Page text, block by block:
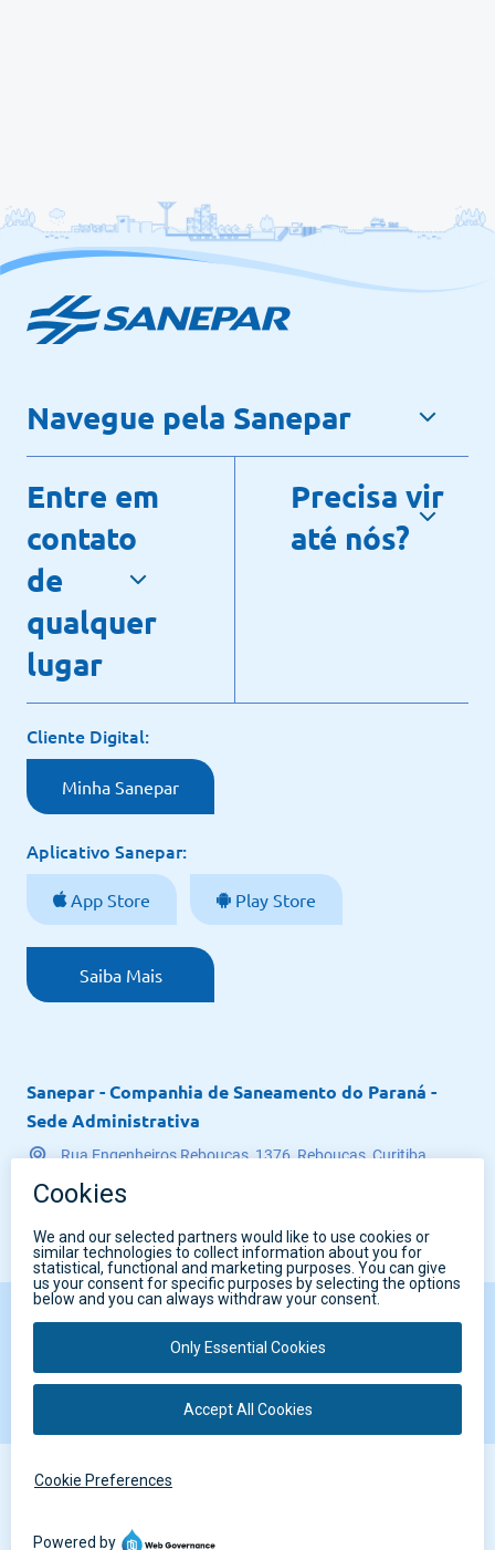
Navegue pela Sanepar
Entre em
contato
de
qualquer
lugar
Precisa vir
até nós?
Cliente Digital:
Minha Sanepar
Aplicativo Sanepar:
App Store Play Store
Saiba Mais
Sanepar - Companhia de Saneamento do Paraná -
Sede Administrativa
Rua Engenheiros Rebouças, 1376, Rebouças, Curitiba,
Voltar ao topo